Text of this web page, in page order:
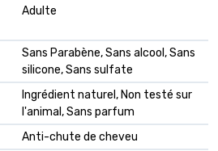
Adulte
Sans Parabène, Sans alcool, Sans
silicone, Sans sulfate
Ingrédient naturel, Non testé sur
l'animal, Sans parfum
Anti-chute de cheveu